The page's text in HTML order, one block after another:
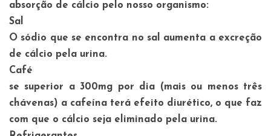
absorção de cálcio pelo nosso organismo:
Sal
O sódio que se encontra no sal aumenta a excreção
de cálcio pela urina.
Café
se superior a 300mg por dia (mais ou menos três
chávenas) a cafeína terá efeito diurético, o que faz
com que o cálcio seja eliminado pela urina.